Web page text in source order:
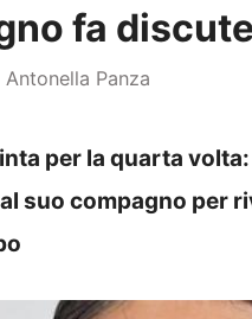
fa
Antonella Panza
per la quarta
suo compagno per